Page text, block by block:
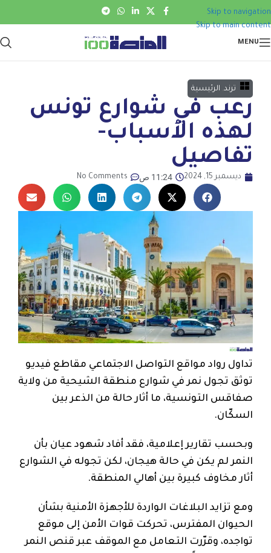
Skip to navigation
Skip to main content
MENU
ترند الرئيسية
رعب في شوارع تونس
لهذه الأسباب-
تفاصيل
ديسمبر 15, 2024 11:24 ص No Comments
تداول رواد مواقع التواصل الاجتماعي مقاطع فيديو
توثق تجول نمر في شوارع منطقة الشيحية من ولاية
صفاقس التونسية، ما أثار حالة من الذعر بين
السكّان.
وبحسب تقارير إعلامية، فقد أفاد شهود عيان بأن
النمر لم يكن في حالة هيجان، لكن تجوله في الشوارع
أثار مخاوف كبيرة بين أهالي المنطقة.
ومع تزايد البلاغات الواردة للأجهزة الأمنية بشأن
الحيوان المفترس، تحركت قوات الأمن إلى موقع
تواجده، وقرّرت التعامل مع الموقف عبر قنص النمر